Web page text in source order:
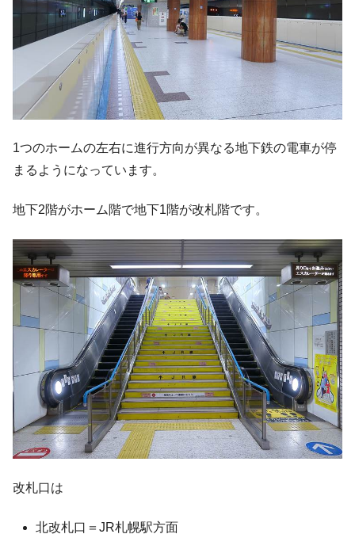
1つのホームの左右に進行方向が異なる地下鉄の電車が停
まるようになっています。
地下2階がホーム階で地下1階が改札階です。
改札口は
北改札口＝JR札幌駅方面